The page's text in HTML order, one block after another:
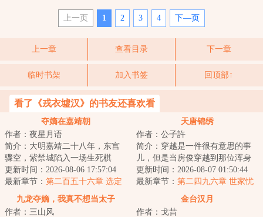
上一页 1 2 3 4 下—页
上一章 查看目录 下一章
临时书架 加入书签 回顶部↑
看了《戎衣墟汉》的书友还喜欢看
夺嫡在嘉靖朝
作者：夜星月语
简介：大明嘉靖二十八年，东宫
骤空，紫禁城陷入一场生死棋
局，牵扯着无数人的生死荣辱。
一边是裕王朱载坖...
更新时间：2026-08-06 17:57:04
最新章节： 第二百五十六章 选定
天唐锦绣
作者：公子許
简介：穿越是一件很有意思的事
儿，但是当房俊穿越到那位浑身
冒着绿油油光芒的唐朝同名前辈
身上，就感觉生...
更新时间：2026-08-07 01:50:44
最新章节： 第二四九六章 世家忧
九龙夺嫡，我真不想当太子
作者：三山风
金台汉月
作者：戈昔